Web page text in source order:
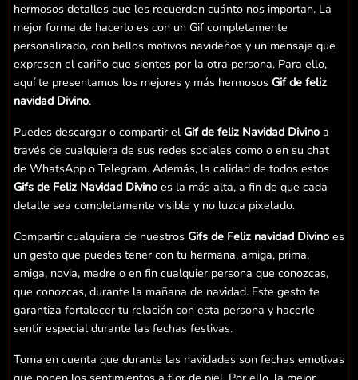
hermosos detalles que les recuerden cuánto nos importan. La
mejor forma de hacerlo es con un Gif completamente
personalizado, con bellos motivos navideños y un mensaje que
expresen el cariño que sientes por la otra persona. Para ello,
aquí te presentamos los mejores y más hermosos Gif de feliz
navidad Divino.
Puedes descargar o compartir elGif de feliz Navidad Divino a
través de cualquiera de sus redes sociales como o en su chat
de WhatsApp o Telegram. Además, la calidad de todos estos
Gifs de Feliz Navidad Divino es la más alta, a fin de que cada
detalle sea completamente visible y no luzca pixelado.
Compartir cualquiera de nuestros Gifs de Feliz navidad Divino es
un gesto que puedes tener con tu hermana, amiga, prima,
amiga, novia, madre o en fin cualquier persona que conozcas,
que conozcas, durante la mañana de navidad. Este gesto te
garantiza fortalecer tu relación con esta persona y hacerle
sentir especial durante las fechas festivas.
Toma en cuenta que durante las navidades son fechas emotivas